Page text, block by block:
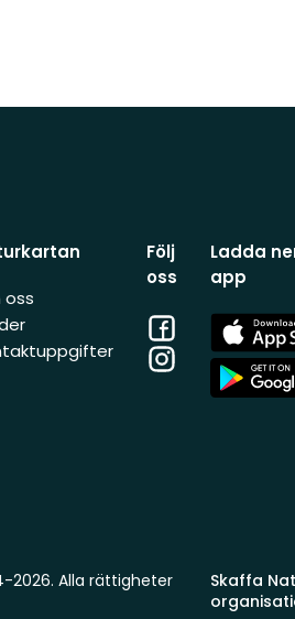
oss
Följ
oss
Facebook
Instagram
Ladda
app
App
Store
App
Store
Skaffa
2026. Alla rättigheter